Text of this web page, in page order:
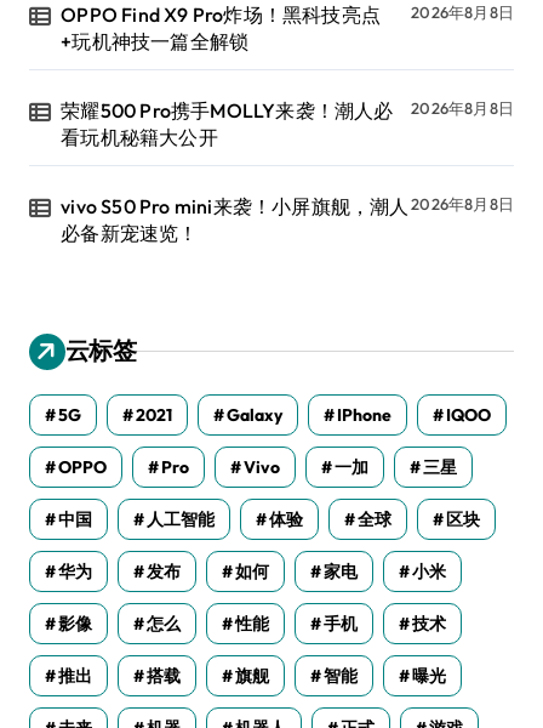
OPPO Find X9 Pro炸场！黑科技亮点
+玩机神技一篇全解锁
2026年8月8日
荣耀500 Pro携手MOLLY来袭！潮人必
看玩机秘籍大公开
2026年8月8日
vivo S50 Pro mini来袭！小屏旗舰，潮人
必备新宠速览！
2026年8月8日
云标签
5G 2021 Galaxy IPhone IQOO
OPPO Pro Vivo 一加 三星
中国 人工智能 体验 全球 区块
华为 发布 如何 家电 小米
影像 怎么 性能 手机 技术
推出 搭载 旗舰 智能 曝光